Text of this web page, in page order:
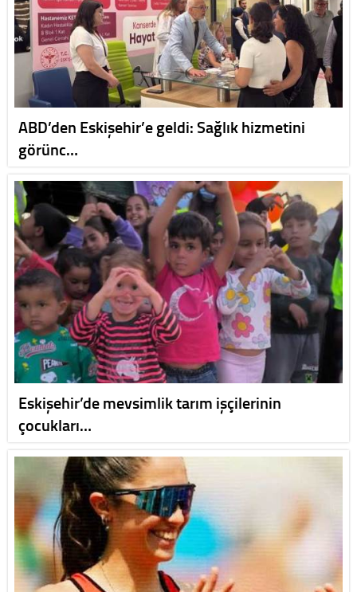
ABD’den Eskişehir’e geldi: Sağlık hizmetini
görünc…
Eskişehir’de mevsimlik tarım işçilerinin
çocukları…